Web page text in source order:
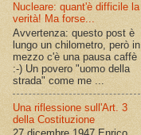
Nucleare: quant'è difficile la
verità! Ma forse...
Avvertenza: questo post è
lungo un chilometro, però in
mezzo c'è una pausa caffè
:-) Un povero "uomo della
strada" come me ...
Una riflessione sull'Art. 3
della Costituzione